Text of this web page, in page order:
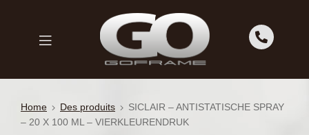
GOFRAME
Home Des produits
SICLAIR – ANTISTATISCHE SPRAY
– 20 X 100 ML – VIERKLEURENDRUK